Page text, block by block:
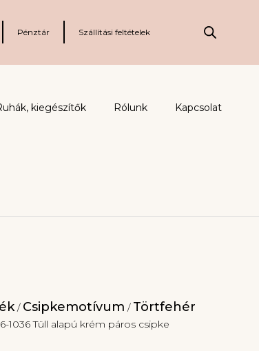
Pénztár Szállítási feltételek
kiegészítők Rólunk Kapcsolat
/ Csipkemotívum / Törtfehér
1036 Tüll alapú krém páros csipke